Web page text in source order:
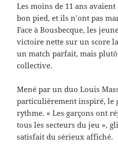
Les moins de 11 ans
bon pied, et ils n’ont pas
Face à Bousbecque, les
victoire nette sur un score
un match parfait, mais
collective.
Mené par un duo Louis
particulièrement inspiré, le
rythme. « Les garçons ont
tous les secteurs du jeu »,
satisfait du sérieux affiché.